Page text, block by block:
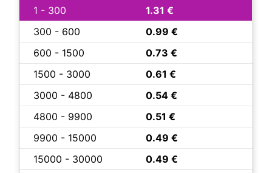
1 - 300
1.31 €
300 - 600
0.99 €
600 - 1500
0.73 €
1500 - 3000
0.61 €
3000 - 4800
0.54 €
4800 - 9900
0.51 €
9900 - 15000
0.49 €
15000 - 30000
0.49 €